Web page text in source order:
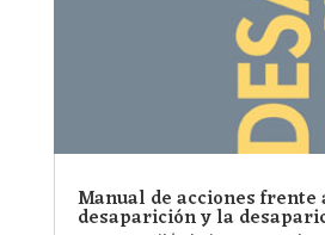
Manual de acciones frente
desaparición y la